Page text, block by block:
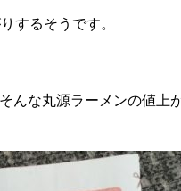
するそうです。
んな丸源ラーメンの値上